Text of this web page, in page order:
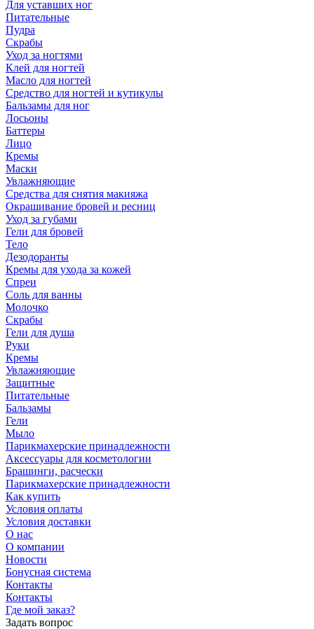
Для уставших ног
Питательные
Пудра
Скрабы
Уход за ногтями
Клей для ногтей
Масло для ногтей
Средство для ногтей и кутикулы
Бальзамы для ног
Лосьоны
Баттеры
Лицо
Кремы
Маски
Увлажняющие
Средства для снятия макияжа
Окрашивание бровей и ресниц
Уход за губами
Гели для бровей
Тело
Дезодоранты
Кремы для ухода за кожей
Спреи
Соль для ванны
Молочко
Скрабы
Гели для душа
Руки
Кремы
Увлажняющие
Защитные
Питательные
Бальзамы
Гели
Мыло
Парикмахерские принадлежности
Аксессуары для косметологии
Брашинги, расчески
Парикмахерские принадлежности
Как купить
Условия оплаты
Условия доставки
О нас
О компании
Новости
Бонусная система
Контакты
Контакты
Где мой заказ?
Задать вопрос